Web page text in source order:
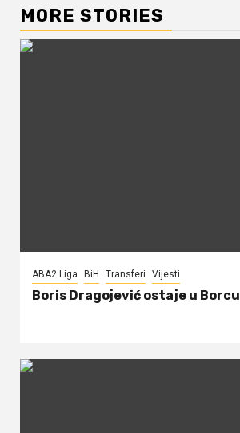
MORE STORIES
ABA2 Liga BiH Transferi Vijesti
Boris Dragojević ostaje u Borcu